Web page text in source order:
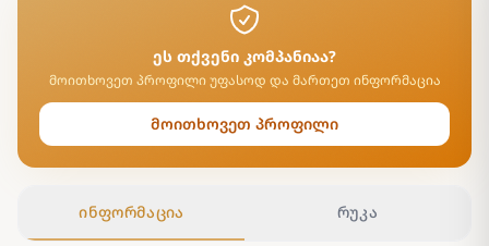
ეს თქვენი კომპანიაა?
მოითხოვეთ პროფილი უფასოდ და მართეთ ინფორმაცია
მოითხოვეთ პროფილი
ინფორმაცია რუკა